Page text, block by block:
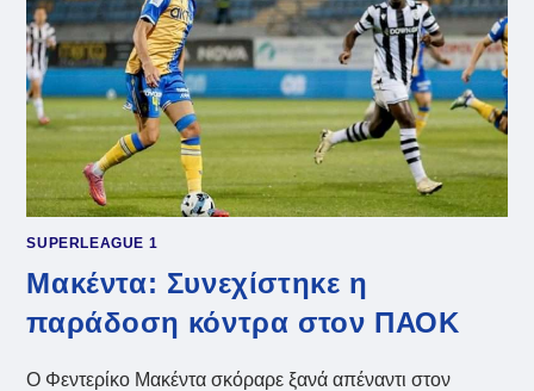
SUPERLEAGUE 1
Μακέντα: Συνεχίστηκε η
παράδοση κόντρα στον ΠΑΟΚ
Ο Φεντερίκο Μακέντα σκόραρε ξανά απέναντι στον